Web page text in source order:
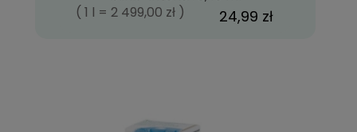
24,99 zł
( 1 l = 2 499,00 zł )